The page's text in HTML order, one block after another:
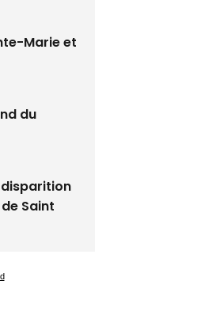
Marie et
du
Saint